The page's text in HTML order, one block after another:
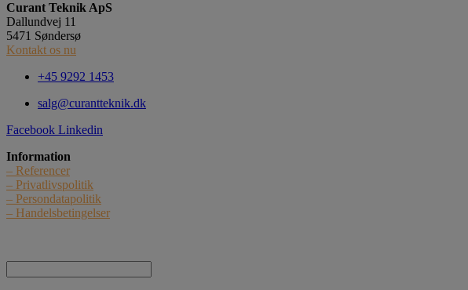
Curant Teknik ApS
Dallundvej 11
5471 Søndersø
Kontakt os nu
+45 9292 1453
salg@curantteknik.dk
Facebook Linkedin
Information
– Referencer
– Privatlivspolitik
– Persondatapolitik
– Handelsbetingelser